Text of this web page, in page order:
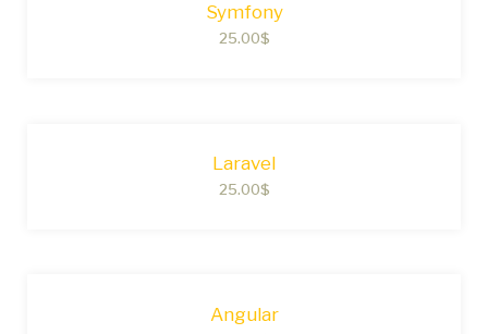
Symfony
25.00$
Laravel
25.00$
Angular